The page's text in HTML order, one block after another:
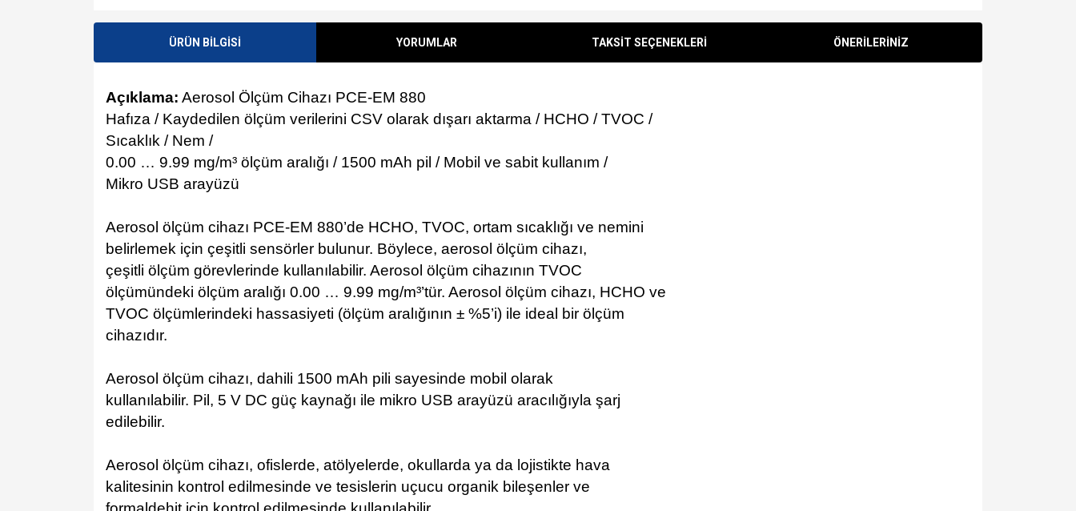
ÜRÜN BİLGİSİ YORUMLAR TAKSİT SEÇENEKLERİ ÖNERİLERİNİZ
Açıklama: Aerosol Ölçüm Cihazı PCE-EM 880
Hafıza / Kaydedilen ölçüm verilerini CSV olarak dışarı aktarma / HCHO / TVOC /
Sıcaklık / Nem /
0.00 … 9.99 mg/m³ ölçüm aralığı / 1500 mAh pil / Mobil ve sabit kullanım /
Mikro USB arayüzü
Aerosol ölçüm cihazı PCE-EM 880’de HCHO, TVOC, ortam sıcaklığı ve nemini
belirlemek için çeşitli sensörler bulunur. Böylece, aerosol ölçüm cihazı,
çeşitli ölçüm görevlerinde kullanılabilir. Aerosol ölçüm cihazının TVOC
ölçümündeki ölçüm aralığı 0.00 … 9.99 mg/m³’tür. Aerosol ölçüm cihazı, HCHO ve
TVOC ölçümlerindeki hassasiyeti (ölçüm aralığının ± %5’i) ile ideal bir ölçüm
cihazıdır.
Aerosol ölçüm cihazı, dahili 1500 mAh pili sayesinde mobil olarak
kullanılabilir. Pil, 5 V DC güç kaynağı ile mikro USB arayüzü aracılığıyla şarj
edilebilir.
Aerosol ölçüm cihazı, ofislerde, atölyelerde, okullarda ya da lojistikte hava
kalitesinin kontrol edilmesinde ve tesislerin uçucu organik bileşenler ve